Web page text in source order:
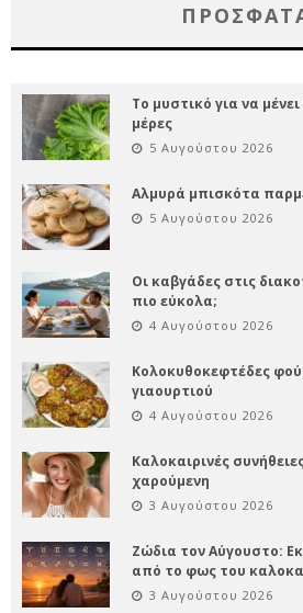
Το μυστικό για να
μέρες
5 Αυγούστου 2026
Αλμυρά μπισκότα
5 Αυγούστου 2026
Οι καβγάδες στις
πιο εύκολα;
4 Αυγούστου 2026
Κολοκυθοκεφτέδες
γιαουρτιού
4 Αυγούστου 2026
Καλοκαιρινές
χαρούμενη
3 Αυγούστου 2026
Ζώδια τον Αύγουστο:
από το φως του
3 Αυγούστου 2026